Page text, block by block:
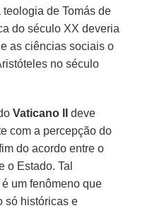
de Tomás de
do século XX deveria
as ciências sociais o
no século
Vaticano IIdeve
com a percepção do
do acordo entre o
o Estado. Tal
um fenômeno que
só históricas e